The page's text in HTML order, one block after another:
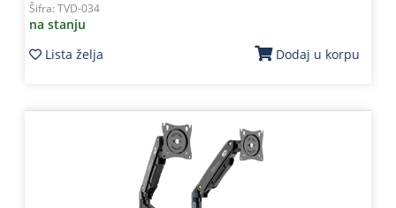
Šifra: TVD-034
na stanju
Lista želja
Dodaj u korpu